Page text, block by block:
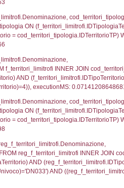
a2_ruolipersonale
a2_ruolipersonale
AND
executionMS: